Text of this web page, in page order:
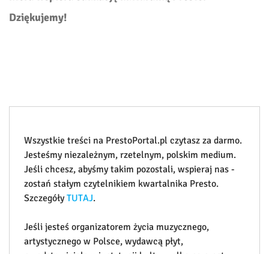
Dziękujemy!
Wszystkie treści na PrestoPortal.pl czytasz za darmo.
Jesteśmy niezależnym, rzetelnym, polskim medium.
Jeśli chcesz, abyśmy takim pozostali, wspieraj nas -
zostań stałym czytelnikiem kwartalnika Presto.
SzczegółyTUTAJ.
Jeśli jesteś organizatorem życia muzycznego,
artystycznego w Polsce, wydawcą płyt,